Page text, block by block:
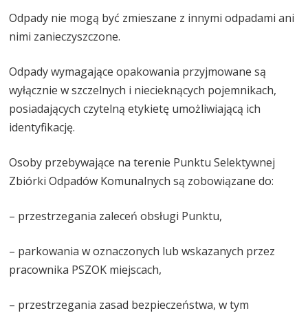
Odpady nie mogą być zmieszane z innymi odpadami ani
nimi zanieczyszczone.
Odpady wymagające opakowania przyjmowane są
wyłącznie w szczelnych i niecieknących pojemnikach,
posiadających czytelną etykietę umożliwiającą ich
identyfikację.
Osoby przebywające na terenie Punktu Selektywnej
Zbiórki Odpadów Komunalnych są zobowiązane do:
– przestrzegania zaleceń obsługi Punktu,
– parkowania w oznaczonych lub wskazanych przez
pracownika PSZOK miejscach,
– przestrzegania zasad bezpieczeństwa, w tym